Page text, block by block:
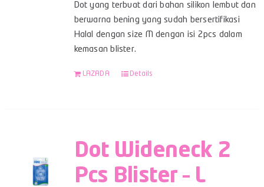
Dot yang terbuat dari bahan silikon lembut dan
berwarna bening yang sudah bersertifikasi
Halal dengan size M dengan isi 2pcs dalam
kemasan blister.
LAZADA Details
Dot Wideneck 2
Pcs Blister – L